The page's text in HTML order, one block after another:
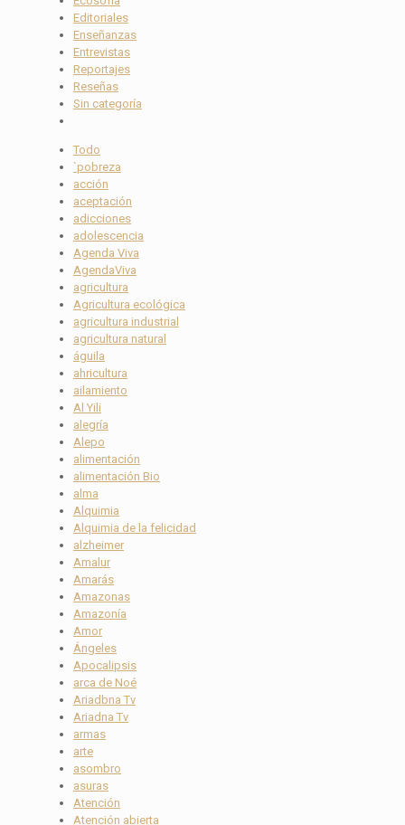
Editoriales
Enseñanzas
Entrevistas
Reportajes
Reseñas
Sin categoría
Todo
`pobreza
acción
aceptación
adicciones
adolescencia
Agenda Viva
AgendaViva
agricultura
Agricultura ecológica
agricultura industrial
agricultura natural
águila
ahricultura
ailamiento
Al Yili
alegría
Alepo
alimentación
alimentación Bio
alma
Alquimia
Alquimia de la felicidad
alzheimer
Amalur
Amarás
Amazonas
Amazonía
Amor
Ángeles
Apocalipsis
arca de Noé
Ariadbna Tv
Ariadna Tv
armas
arte
asombro
asuras
Atención
Atención abierta